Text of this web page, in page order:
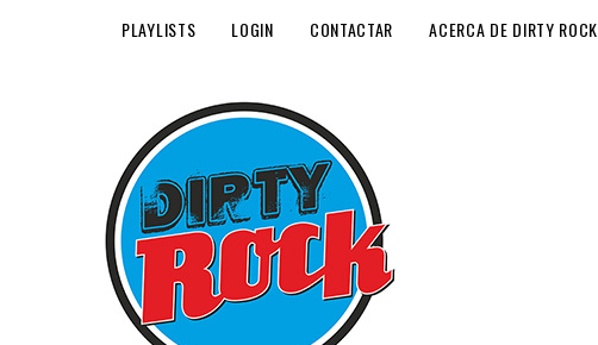
PLAYLISTS LOGIN CONTACTAR ACERCA DE DIRTY ROCK